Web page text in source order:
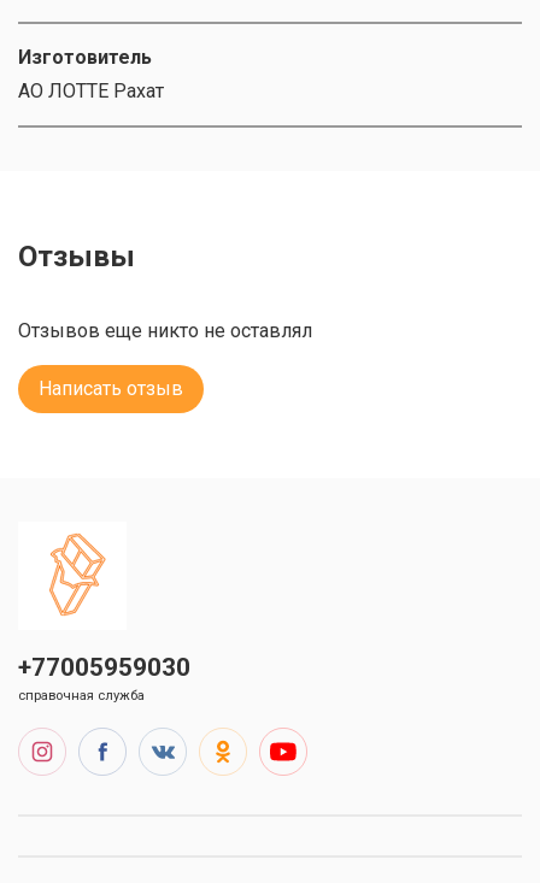
Изготовитель
АО ЛОТТЕ Рахат
Отзывы
Отзывов еще никто не оставлял
Написать отзыв
+77005959030
справочная служба